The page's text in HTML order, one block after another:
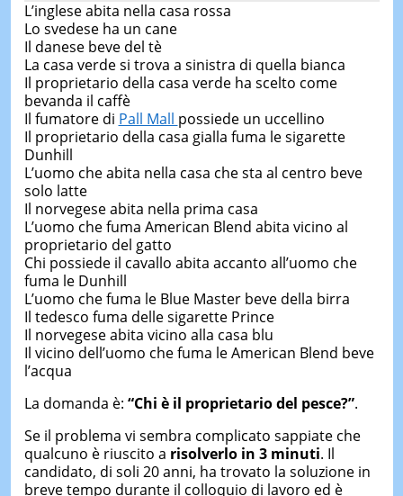
L’inglese abita nella casa rossa
Lo svedese ha un cane
Il danese beve del tè
La casa verde si trova a sinistra di quella bianca
Il proprietario della casa verde ha scelto come
bevanda il caffè
Il fumatore di Pall Mall possiede un uccellino
Il proprietario della casa gialla fuma le sigarette
Dunhill
L’uomo che abita nella casa che sta al centro beve
solo latte
Il norvegese abita nella prima casa
L’uomo che fuma American Blend abita vicino al
proprietario del gatto
Chi possiede il cavallo abita accanto all’uomo che
fuma le Dunhill
L’uomo che fuma le Blue Master beve della birra
Il tedesco fuma delle sigarette Prince
Il norvegese abita vicino alla casa blu
Il vicino dell’uomo che fuma le American Blend beve
l’acqua
La domanda è: “Chi è il proprietario del pesce?”.
Se il problema vi sembra complicato sappiate che
qualcuno è riuscito a risolverlo in 3 minuti. Il
candidato, di soli 20 anni, ha trovato la soluzione in
breve tempo durante il colloquio di lavoro ed è